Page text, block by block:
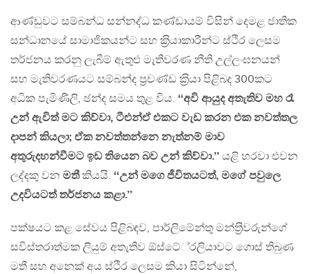
ආණ්ඩුවට සම්බන්ධ සන්නද්ධ කණ්ඩායම් විසින් දෙමළ ජාතික
සන්ධානයේ සාමාජිකයන්ට සහ ක‍්‍රියාකාරීන්ට ස්ථිර ලෙසම
තර්ජනය කරනු ලැබීම් ඇතුළු මැතිවරණ නීති උල්ලංඝනයන්
සහ මැතිවරණයට සම්බන්ද ප‍්‍රචණ්ඩ ක‍්‍රියා පිළිබද 300කට
අධික පැමිණිලි, ඡන්ද සමය තුළ විය. ‘‘අවි ආයුද අතැතිව මහ රෑ
උන් ඇවිත් මට කිව්වා, ටීඑන්ඒ එකට වැඩ කරන එක නවත්තල
දාපන් කියලා; ඒක නවත්තන්නෙ නැත්නම් මාව
අතුරුදහන්වීමට ඉඩ තියෙන බව උන් කිව්වා.’’ යළි හරවා එවන
ලද්දකු වන මතීකියයි. ‘‘උන් මගෙ ජීවිතයටත්, මගේ පවුලෙ
උදවියටත් තර්ජනය කළා.’’
පක්ෂයට කළ සේවය පිළිබඳව, පාර්ලිමේන්තු මන්ත‍්‍රිවරුන්ගේ
සවිස්තරාත්මක ලියුම් අතැතිව ඕස්ටේ‍්‍රලියාවට ගොස් තිබුණ
මතී සහ අනෙක් අය ස්ථිර ලෙසම කියා සිටින්නේ,